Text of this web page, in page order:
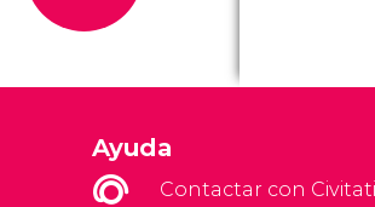
Ayuda
Contactar con